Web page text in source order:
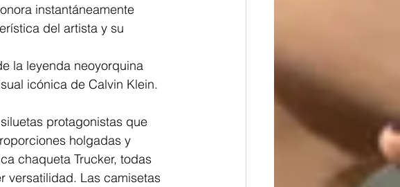
instantáneamente
del artista y su
la leyenda neoyorquina
icónica de Calvin Klein.
protagonistas que
holgadas y
chaqueta Trucker, todas
versatilidad. Las camisetas